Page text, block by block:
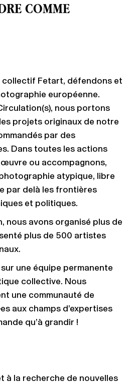
COMME
collectif Fetart, défendons et
européenne.
nous portons
projets originaux de notre
par des
Dans toutes les actions
ou accompagnons,
atypique, libre
par delà les frontières
et politiques.
nous avons organisé plus de
plus de 500 artistes
une équipe permanente
collective. Nous
une communauté de
aux champs d’expertises
qu’à grandir !
à la recherche de nouvelles